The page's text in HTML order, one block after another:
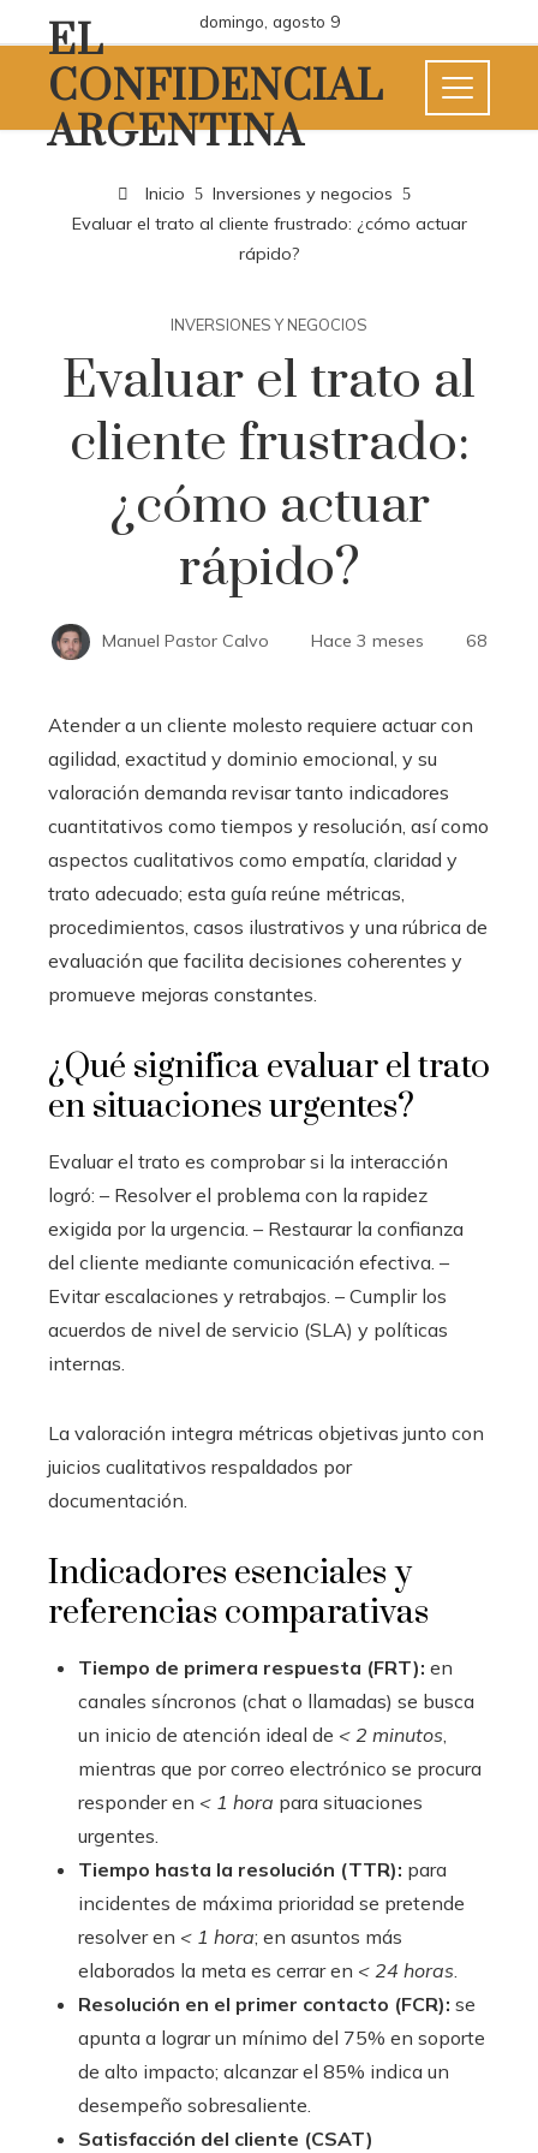
domingo, agosto 9
EL
CONFIDENCIAL
ARGENTINA
Inicio
Inversiones y negocios
Evaluar el trato al cliente frustrado: ¿cómo actuar
rápido?
INVERSIONES Y NEGOCIOS
Evaluar el trato al
cliente frustrado:
¿cómo actuar
rápido?
Manuel Pastor Calvo Hace 3 meses 68
Atender a un cliente molesto requiere actuar con
agilidad, exactitud y dominio emocional, y su
valoración demanda revisar tanto indicadores
cuantitativos como tiempos y resolución, así como
aspectos cualitativos como empatía, claridad y
trato adecuado; esta guía reúne métricas,
procedimientos, casos ilustrativos y una rúbrica de
evaluación que facilita decisiones coherentes y
promueve mejoras constantes.
¿Qué significa evaluar el trato
en situaciones urgentes?
Evaluar el trato es comprobar si la interacción
logró: – Resolver el problema con la rapidez
exigida por la urgencia. – Restaurar la confianza
del cliente mediante comunicación efectiva. –
Evitar escalaciones y retrabajos. – Cumplir los
acuerdos de nivel de servicio (SLA) y políticas
internas.
La valoración integra métricas objetivas junto con
juicios cualitativos respaldados por
documentación.
Indicadores esenciales y
referencias comparativas
Tiempo de primera respuesta (FRT): en
canales síncronos (chat o llamadas) se busca
un inicio de atención ideal de < 2 minutos,
mientras que por correo electrónico se procura
responder en < 1 hora para situaciones
urgentes.
Tiempo hasta la resolución (TTR): para
incidentes de máxima prioridad se pretende
resolver en < 1 hora; en asuntos más
elaborados la meta es cerrar en < 24 horas.
Resolución en el primer contacto (FCR): se
apunta a lograr un mínimo del 75% en soporte
de alto impacto; alcanzar el 85% indica un
desempeño sobresaliente.
Satisfacción del cliente (CSAT)